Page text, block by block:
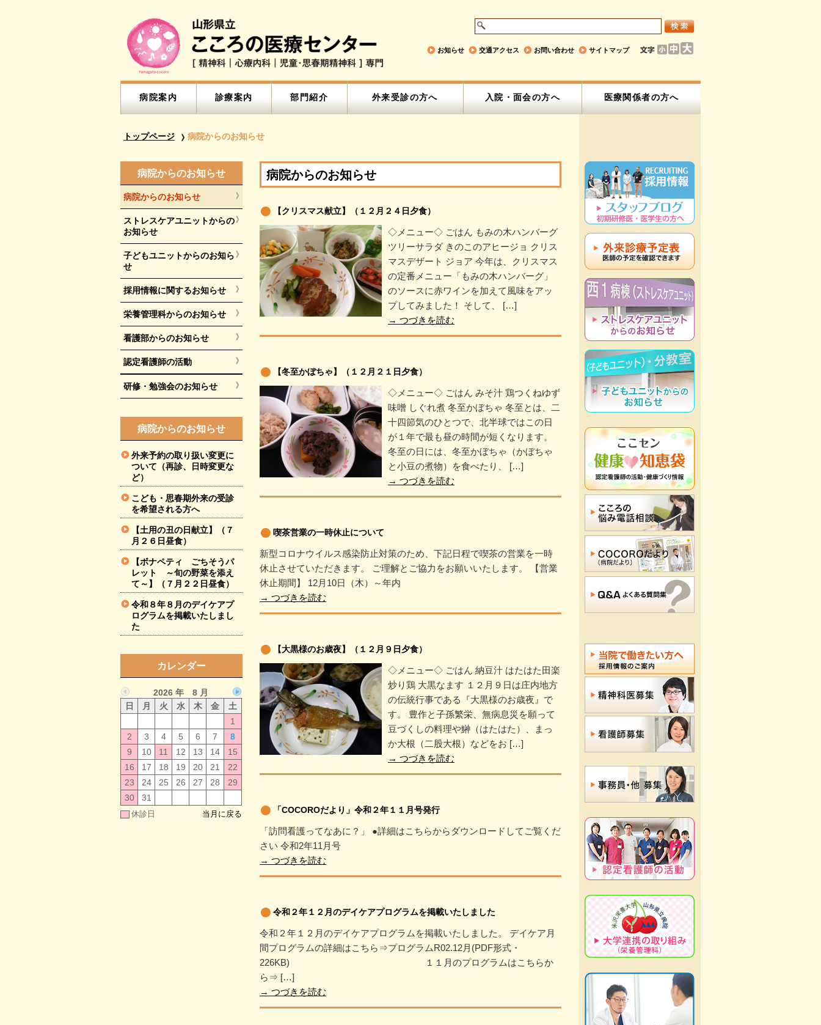
お知らせ 交通アクセス お問い合わせ サイトマップ
病院案内 診療案内 部門紹介 外来受診の方へ 入院・面会の方へ 医療関係者の方へ
トップページ 病院からのお知らせ
病院からのお知らせ
【クリスマス献立】（１２月２４日夕食）
◇メニュー◇ ごはん もみの木ハンバーグ
ツリーサラダ きのこのアヒージョ クリス
マスデザート ジョア 今年は、クリスマス
の定番メニュー「もみの木ハンバーグ」
のソースに赤ワインを加えて風味をアッ
プしてみました！ そして、 […]
→ つづきを読む
【冬至かぼちゃ】（１２月２１日夕食）
◇メニュー◇ ごはん みそ汁 鶏つくねゆず
味噌 しぐれ煮 冬至かぼちゃ 冬至とは、二
十四節気のひとつで、北半球ではこの日
が１年で最も昼の時間が短くなります。
冬至の日には、冬至かぼちゃ（かぼちゃ
と小豆の煮物）を食べたり、 […]
→ つづきを読む
喫茶営業の一時休止について
新型コロナウイルス感染防止対策のため、下記日程で喫茶の営業を一時
休止させていただきます。 ご理解とご協力をお願いいたします。 【営業
休止期間】 12月10日（木）～年内
→ つづきを読む
【大黒様のお歳夜】（１２月９日夕食）
◇メニュー◇ ごはん 納豆汁 はたはた田楽
炒り鶏 大黒なます １２月９日は庄内地方
の伝統行事である『大黒様のお歳夜』で
す。 豊作と子孫繁栄、無病息災を願って
豆づくしの料理や鰰（はたはた）、まっ
か大根（二股大根）などをお […]
→ つづきを読む
「COCOROだより」令和２年１１月号発行
「訪問看護ってなあに？」 ●詳細はこちらからダウンロードしてご覧くだ
さい 令和2年11月号
→ つづきを読む
令和２年１２月のデイケアプログラムを掲載いたしました
令和２年１２月のデイケアプログラムを掲載いたしました。 デイケア月
間プログラムの詳細はこちら⇒プログラムR02.12月(PDF形式・
226KB) １１月のプログラムはこちらか
ら⇒ […]
→ つづきを読む
病院からのお知らせ
病院からのお知らせ
ストレスケアユニットからの
お知らせ
子どもユニットからのお知ら
せ
採用情報に関するお知らせ
栄養管理科からのお知らせ
看護部からのお知らせ
認定看護師の活動
研修・勉強会のお知らせ
病院からのお知らせ
外来予約の取り扱い変更に
ついて（再診、日時変更な
ど）
こども・思春期外来の受診
を希望される方へ
【土用の丑の日献立】（７
月２６日昼食）
【ボナペティ ごちそうパ
レット ～旬の野菜を添え
て～】（７月２２日昼食）
令和８年８月のデイケアプ
ログラムを掲載いたしまし
た
カレンダー
2026 年 8 月
日
月 火 水 木 金
土
1
2
3 4 5 6 7
8
9
10 11 12 13 14
15
16
17 18 19 20 21
22
23
24 25 26 27 28
29
30
31
休診日 当月に戻る